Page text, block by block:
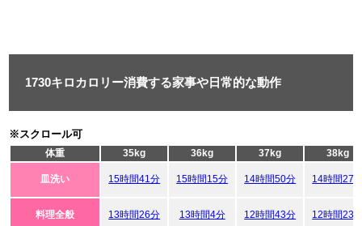
1730キロカロリー消費する家事や日常的な動作
※スクロール可
体重 35kg 36kg 37kg 38kg
皿洗い 15時間41分 15時間15分 14時間50分 14時間27
料理全般 13時間26分 13時間4分 12時間43分 12時間23